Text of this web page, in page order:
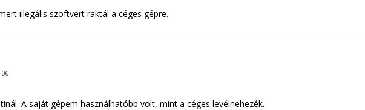
illegális szoftvert raktál a céges gépre.
A saját gépem használhatóbb volt, mint a céges levélnehezék.